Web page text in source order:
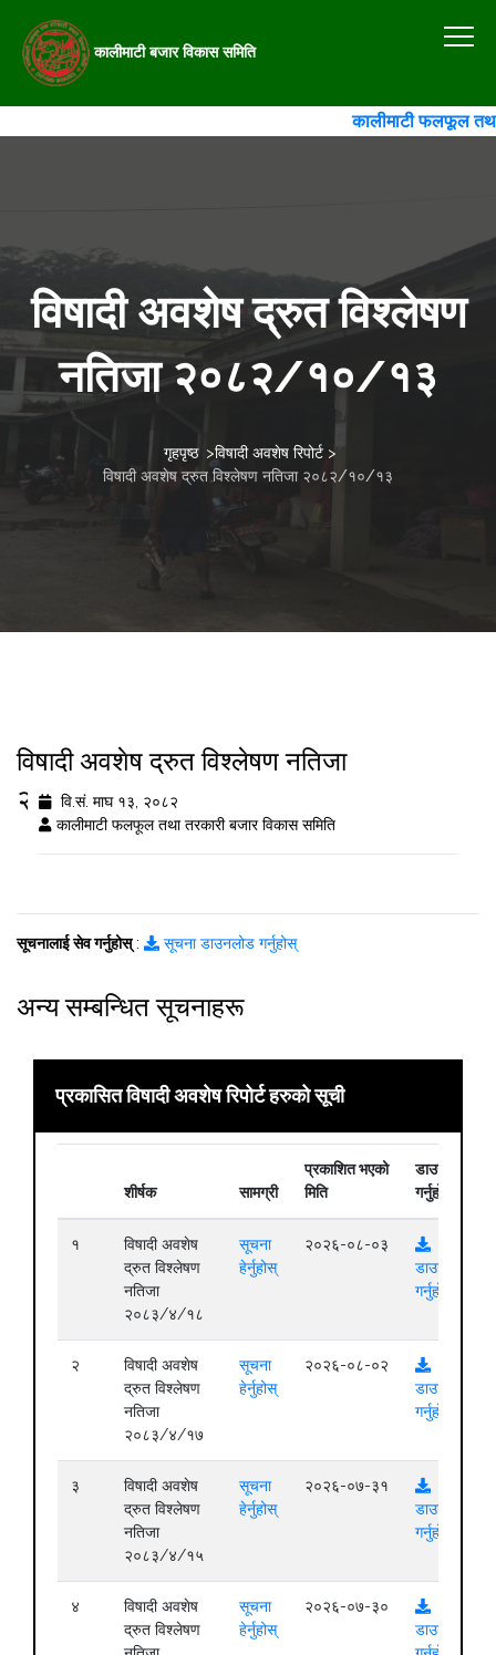
कालीमाटी बजार विकास समिति
कालीमाटी फलफूल तथा
विषादी अवशेष द्रुत विश्लेषण
नतिजा २०८२/१०/१३
गृहपृष्ठ >विषादी अवशेष रिपोर्ट>
विषादी अवशेष द्रुत विश्लेषण नतिजा २०८२/१०/१३
विषादी अवशेष द्रुत विश्लेषण नतिजा
२०८२/१०/१३
वि.सं. माघ १३, २०८२
कालीमाटी फलफूल तथा तरकारी बजार विकास समिति
सूचनालाई सेव गर्नुहोस्: सूचना डाउनलोड गर्नुहोस्
अन्य सम्बन्धित सूचनाहरू
प्रकासित विषादी अवशेष रिपोर्ट हरुको सूची
शीर्षक सामग्री
प्रकाशित भएको
मिति
डाउनलोड
गर्नुहोस्
१
विषादी अवशेष
द्रुत विश्लेषण
नतिजा
२०८३/४/१८
सूचना
हेर्नुहोस्
२०२६-०८-०३
डाउनलोड
गर्नुहोस्
२
विषादी अवशेष
द्रुत विश्लेषण
नतिजा
२०८३/४/१७
सूचना
हेर्नुहोस्
२०२६-०८-०२
डाउनलोड
गर्नुहोस्
३
विषादी अवशेष
द्रुत विश्लेषण
नतिजा
२०८३/४/१५
सूचना
हेर्नुहोस्
२०२६-०७-३१
डाउनलोड
गर्नुहोस्
४
विषादी अवशेष
द्रुत विश्लेषण
सूचना
हेर्नुहोस्
२०२६-०७-३०
डाउनलोड